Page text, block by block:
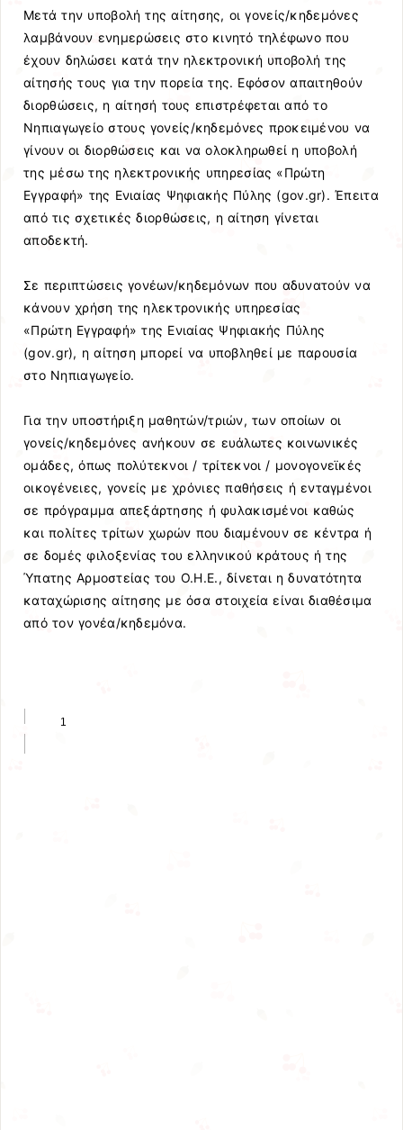
Μετά την υποβολή της αίτησης, οι γονείς/κηδεμόνες
λαμβάνουν ενημερώσεις στο κινητό τηλέφωνο που
έχουν δηλώσει κατά την ηλεκτρονική υποβολή της
αίτησής τους για την πορεία της. Εφόσον απαιτηθούν
διορθώσεις, η αίτησή τους επιστρέφεται από το
Νηπιαγωγείο στους γονείς/κηδεμόνες προκειμένου να
γίνουν οι διορθώσεις και να ολοκληρωθεί η υποβολή
της μέσω της ηλεκτρονικής υπηρεσίας «Πρώτη
Εγγραφή» της Ενιαίας Ψηφιακής Πύλης (gov.gr). Έπειτα
από τις σχετικές διορθώσεις, η αίτηση γίνεται
αποδεκτή.
Σε περιπτώσεις γονέων/κηδεμόνων που αδυνατούν να
κάνουν χρήση της ηλεκτρονικής υπηρεσίας
«Πρώτη Εγγραφή» της Ενιαίας Ψηφιακής Πύλης
(gov.gr), η αίτηση μπορεί να υποβληθεί με παρουσία
στο Νηπιαγωγείο.
Για την υποστήριξη μαθητών/τριών, των οποίων οι
γονείς/κηδεμόνες ανήκουν σε ευάλωτες κοινωνικές
ομάδες, όπως πολύτεκνοι / τρίτεκνοι / μονογονεϊκές
οικογένειες, γονείς με χρόνιες παθήσεις ή ενταγμένοι
σε πρόγραμμα απεξάρτησης ή φυλακισμένοι καθώς
και πολίτες τρίτων χωρών που διαμένουν σε κέντρα ή
σε δομές φιλοξενίας του ελληνικού κράτους ή της
Ύπατης Αρμοστείας του Ο.Η.Ε., δίνεται η δυνατότητα
καταχώρισης αίτησης με όσα στοιχεία είναι διαθέσιμα
από τον γονέα/κηδεμόνα.